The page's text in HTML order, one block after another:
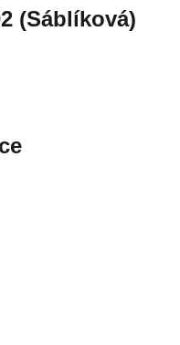
(Sáblíková)